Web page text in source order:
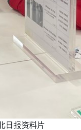
日报资料片